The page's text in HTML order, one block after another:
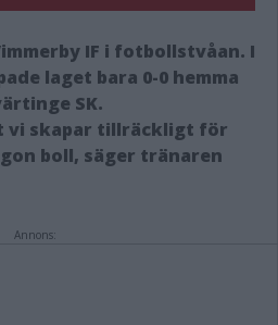
IF i fotbollstvåan. I
laget bara 0-0 hemma
SK.
vi skapar tillräckligt för
boll, säger tränaren
Annons: